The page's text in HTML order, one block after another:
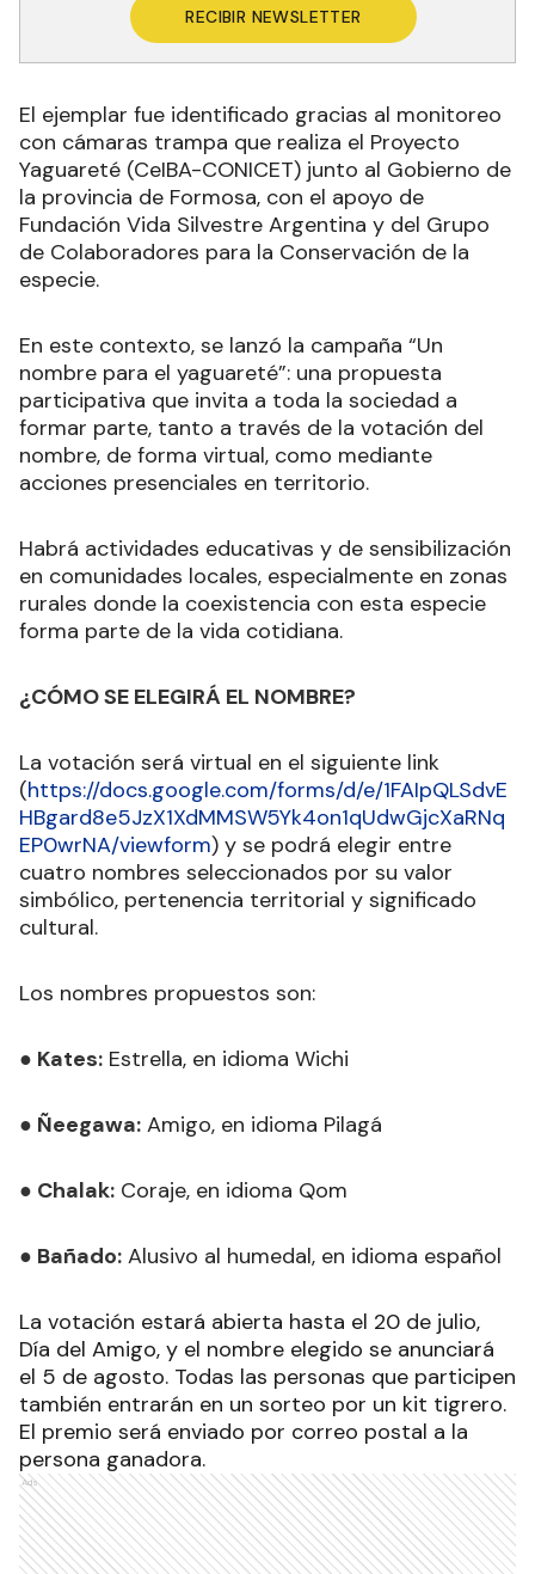
RECIBIR NEWSLETTER
El ejemplar fue identificado gracias al monitoreo
con cámaras trampa que realiza el Proyecto
Yaguareté (CeIBA-CONICET) junto al Gobierno de
la provincia de Formosa, con el apoyo de
Fundación Vida Silvestre Argentina y del Grupo
de Colaboradores para la Conservación de la
especie.
En este contexto, se lanzó la campaña “Un
nombre para el yaguareté”: una propuesta
participativa que invita a toda la sociedad a
formar parte, tanto a través de la votación del
nombre, de forma virtual, como mediante
acciones presenciales en territorio.
Habrá actividades educativas y de sensibilización
en comunidades locales, especialmente en zonas
rurales donde la coexistencia con esta especie
forma parte de la vida cotidiana.
¿CÓMO SE ELEGIRÁ EL NOMBRE?
La votación será virtual en el siguiente link
(https://docs.google.com/forms/d/e/1FAIpQLSdvE
HBgard8e5JzX1XdMMSW5Yk4on1qUdwGjcXaRNq
EP0wrNA/viewform) y se podrá elegir entre
cuatro nombres seleccionados por su valor
simbólico, pertenencia territorial y significado
cultural.
Los nombres propuestos son:
● Kates: Estrella, en idioma Wichi
● Ñeegawa: Amigo, en idioma Pilagá
● Chalak: Coraje, en idioma Qom
● Bañado: Alusivo al humedal, en idioma español
La votación estará abierta hasta el 20 de julio,
Día del Amigo, y el nombre elegido se anunciará
el 5 de agosto. Todas las personas que participen
también entrarán en un sorteo por un kit tigrero.
El premio será enviado por correo postal a la
persona ganadora.
Ads